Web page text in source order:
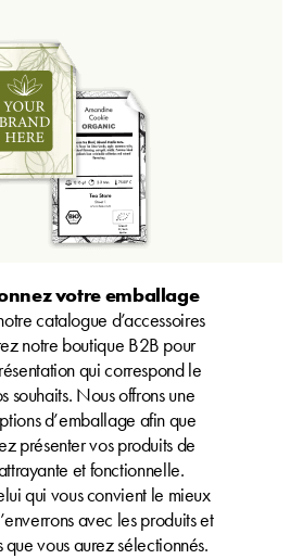
votre emballage
catalogue d’accessoires
notre boutique B2B pour
qui correspond le
souhaits. Nous offrons une
d’emballage afin que
présenter vos produits de
et fonctionnelle.
qui vous convient le mieux
avec les produits et
que vous aurez sélectionnés.